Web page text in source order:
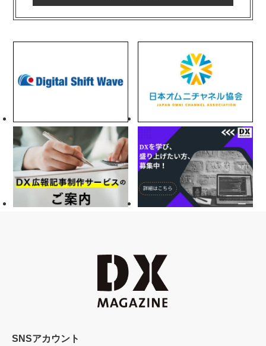
SNSアカウント